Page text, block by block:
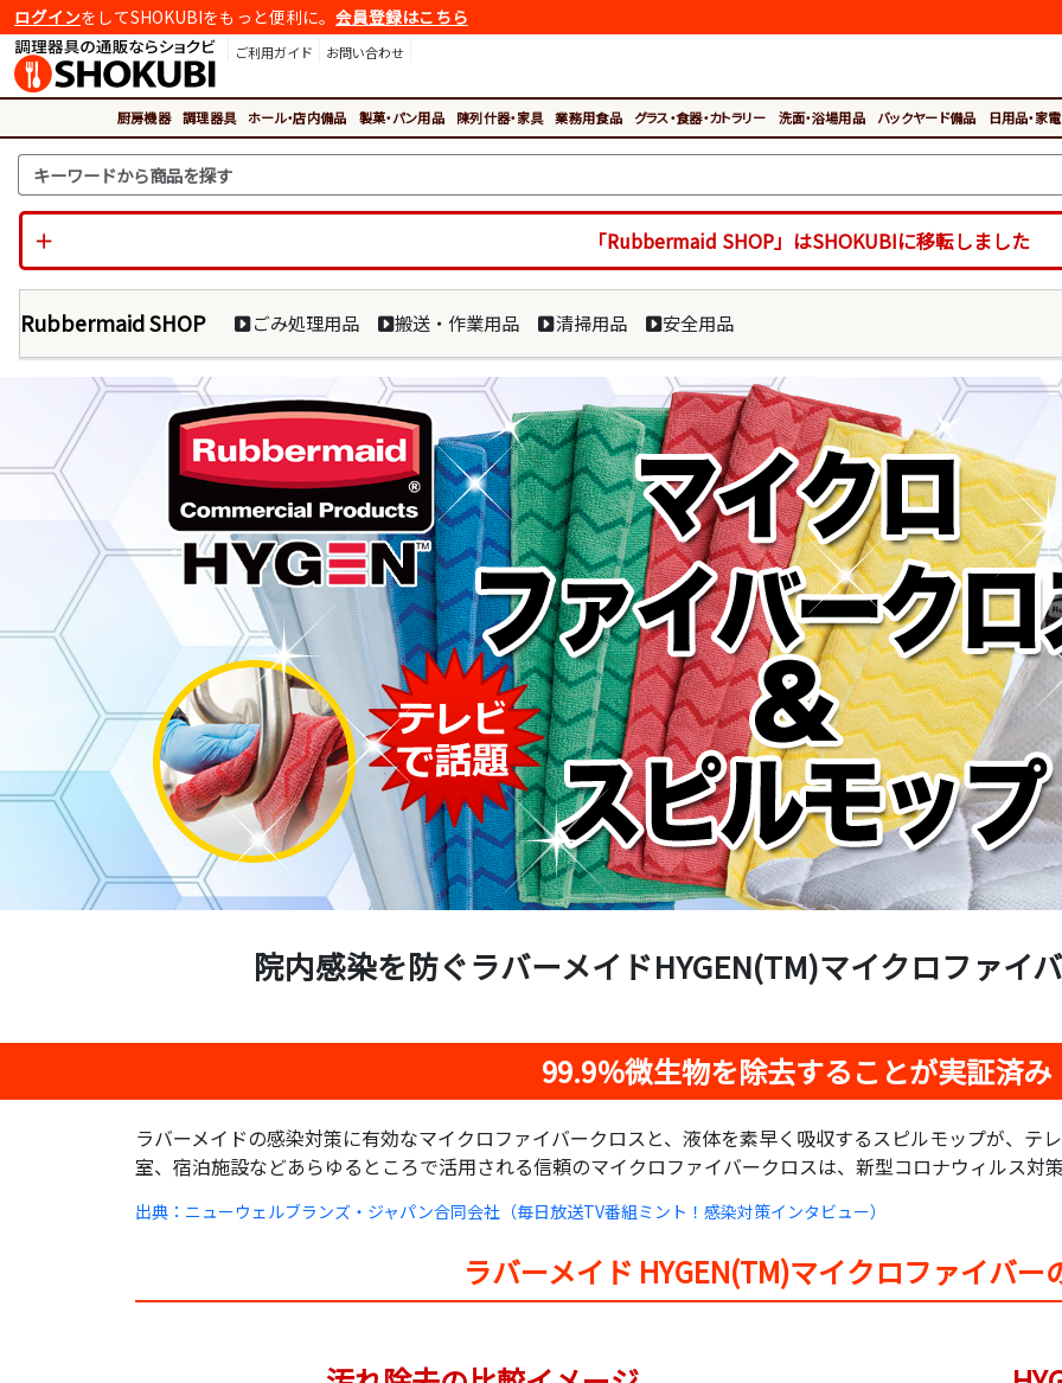
ログインをしてSHOKUBIをもっと便利に。 会員登録はこちら
ご利用ガイド
お問い合わせ
厨房機器 調理器具 ホール・店内備品 製菓・パン用品 陳列什器・家具 業務用食品 グラス・食器・カトラリー 洗面・浴場用品 バックヤード備品 日用品・家電
「Rubbermaid SHOP」はSHOKUBIに移転しました
Rubbermaid SHOP ごみ処理用品 搬送・作業用品 清掃用品 安全用品
院内感染を防ぐラバーメイドHYGEN(TM)マイクロファイ
99.9％微生物を除去することが実証済み
ラバーメイドの感染対策に有効なマイクロファイバークロスと、液体を素早く吸収するスピルモップが、テ
室、宿泊施設などあらゆるところで活用される信頼のマイクロファイバークロスは、新型コロナウィルス対
出典：ニューウェルブランズ・ジャパン合同会社（毎日放送TV番組ミント！感染対策インタビュー）
ラバーメイド HYGEN(TM)マイクロファイバー